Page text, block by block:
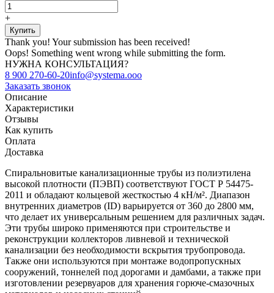
+
Thank you! Your submission has been received!
Oops! Something went wrong while submitting the form.
НУЖНА КОНСУЛЬТАЦИЯ?
8 900 270-60-20info@systema.ooo
Заказать звонок
Описание
Характеристики
Отзывы
Как купить
Оплата
Доставка
Спиральновитые канализационные трубы из полиэтилена
высокой плотности (ПЭВП) соответствуют ГОСТ Р 54475-
2011 и обладают кольцевой жесткостью 4 кН/м². Диапазон
внутренних диаметров (ID) варьируется от 360 до 2800 мм,
что делает их универсальным решением для различных задач.
Эти трубы широко применяются при строительстве и
реконструкции коллекторов ливневой и технической
канализации без необходимости вскрытия трубопровода.
Также они используются при монтаже водопропускных
сооружений, тоннелей под дорогами и дамбами, а также при
изготовлении резервуаров для хранения горюче-смазочных